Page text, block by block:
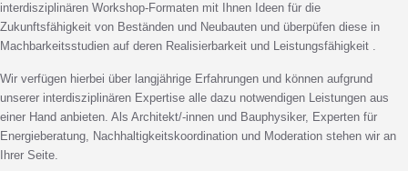
interdisziplinären Workshop-Formaten mit Ihnen Ideen für die
Zukunftsfähigkeit von Beständen und Neubauten und überpüfen diese in
Machbarkeitsstudien auf deren Realisierbarkeit und Leistungsfähigkeit .
Wir verfügen hierbei über langjährige Erfahrungen und können aufgrund
unserer interdisziplinären Expertise alle dazu notwendigen Leistungen aus
einer Hand anbieten. Als Architekt/-innen und Bauphysiker, Experten für
Energieberatung, Nachhaltigkeitskoordination und Moderation stehen wir an
Ihrer Seite.